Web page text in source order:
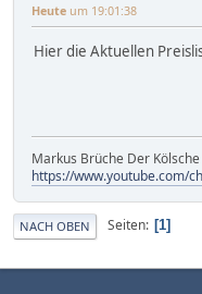
Heute um 19:01:38
Hier die Aktuellen
Markus Brüche Der
https://www.youtube.com/
NACH OBEN Seiten 1